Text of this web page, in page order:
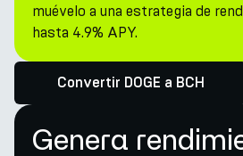
muévelo a una estrategia de
hasta 4.9% APY.
Convertir DOGE a BCH
Genera